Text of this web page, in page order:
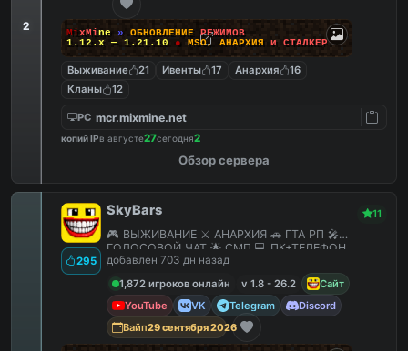
2 MixMine » ОБНОВЛЕНИЕ РЕЖИМОВ
1.12.x — 1.21.10
● MSO, АНАРХИЯ и СТАЛКЕР
Выживание 21 Ивенты 17 Анархия
16
Кланы
12
PC mcr.mixmine.net
копий IPв августе27сегодня2
Обзор сервера
295
SkyBars 11
🎮 ВЫЖИВАНИЕ ⚔️ АНАРХИЯ 🚗 ГТА РП 🎤
ГОЛОСОВОЙ ЧАТ 🌟 СМП 💻 ПК+ТЕЛЕФОН
добавлен 703 дн назад
1,872 игроков онлайн
v 1.8 - 26.2
Сайт
YouTube
VK Telegram
Discord
Вайп29 сентября 2026